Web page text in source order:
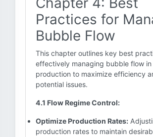
Practices for
Bubble Flow
This chapter outlines key best
effectively managing bubble flow in
production to maximize efficiency
potential issues.
4.1 Flow Regime Control:
Optimize Production Rates:
production rates to maintain